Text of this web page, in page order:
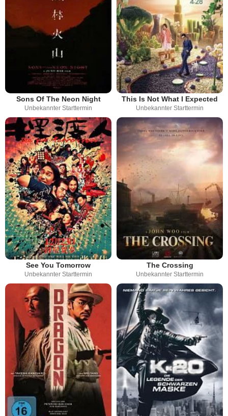
Sons Of The Neon Night
Unbekannter Starttermin
This Is Not What I Expected
Unbekannter Starttermin
See You Tomorrow
Unbekannter Starttermin
The Crossing
Unbekannter Starttermin